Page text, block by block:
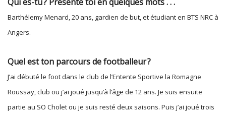
Barthélemy Menard, 20 ans, gardien de but, et étudiant en BTS NRC à
Angers.
Quel est ton parcours de footballeur ?
J’ai débuté le foot dans le club de l’Entente Sportive la Romagne
Roussay, club ou j’ai joué jusqu’à l’âge de 12 ans. Je suis ensuite
partie au SO Cholet ou je suis resté deux saisons. Puis j’ai joué trois